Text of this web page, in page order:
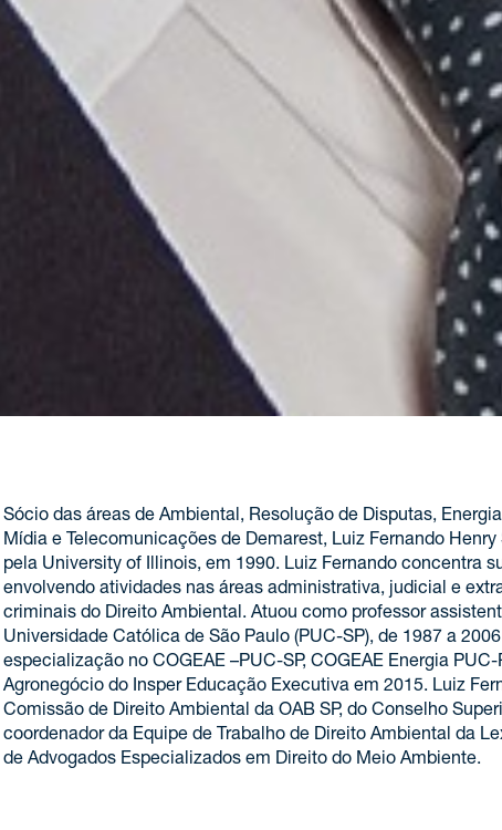
Sócio das áreas de Ambiental, Resolução de Disputas,
Mídia e Telecomunicações de Demarest, Luiz Fernando
pela University of Illinois, em 1990. Luiz Fernando concentra
envolvendo atividades nas áreas administrativa, judicial e
criminais do Direito Ambiental. Atuou como professor
Universidade Católica de São Paulo (PUC-SP), de 1987 a
especialização no COGEAE –PUC-SP, COGEAE Energia
Agronegócio do Insper Educação Executiva em 2015. Luiz
Comissão de Direito Ambiental da OAB SP, do Conselho
coordenador da Equipe de Trabalho de Direito Ambiental da
de Advogados Especializados em Direito do Meio Ambiente.